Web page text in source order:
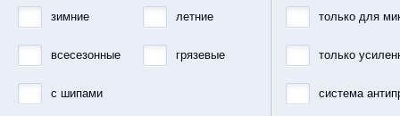
зимние
летние
всесезонные грязевые
с шипами
только для
только
система